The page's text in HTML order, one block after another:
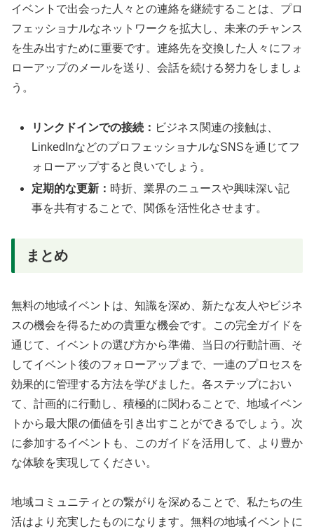
イベントで出会った人々との連絡を継続することは、プロ
フェッショナルなネットワークを拡大し、未来のチャンス
を生み出すために重要です。連絡先を交換した人々にフォ
ローアップのメールを送り、会話を続ける努力をしましょ
う。
リンクドインでの接続： ビジネス関連の接触は、
LinkedInなどのプロフェッショナルなSNSを通じてフ
ォローアップすると良いでしょう。
定期的な更新： 時折、業界のニュースや興味深い記
事を共有することで、関係を活性化させます。
まとめ
無料の地域イベントは、知識を深め、新たな友人やビジネ
スの機会を得るための貴重な機会です。この完全ガイドを
通じて、イベントの選び方から準備、当日の行動計画、そ
してイベント後のフォローアップまで、一連のプロセスを
効果的に管理する方法を学びました。各ステップにおい
て、計画的に行動し、積極的に関わることで、地域イベン
トから最大限の価値を引き出すことができるでしょう。次
に参加するイベントも、このガイドを活用して、より豊か
な体験を実現してください。
地域コミュニティとの繋がりを深めることで、私たちの生
活はより充実したものになります。無料の地域イベントに